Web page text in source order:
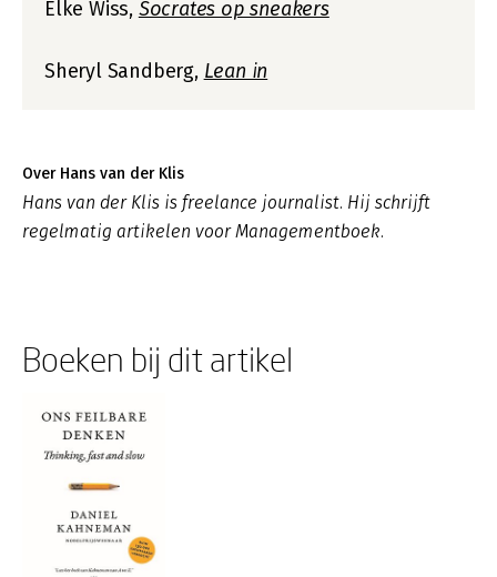
Elke Wiss, Socrates op sneakers
Sheryl Sandberg, Lean in
Over Hans van der Klis
Hans van der Klis is freelance journalist. Hij schrijft
regelmatig artikelen voor Managementboek.
Boeken bij dit artikel